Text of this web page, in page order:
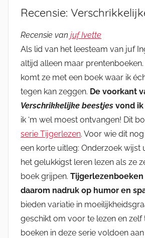
Recensie:
Recensie van juf Ivette
Als lid van het leesteam van juf
altijd alleen maar
komt ze met een boek waar ik
tegen kan zeggen. De voorkant
Verschrikkelijke beestjes vond
ik ‘m wel moest ontvangen! Dit
serie Tijgerlezen. Voor wie dit
een korte uitleg: Onderzoek wijst
het gelukkigst leren lezen als ze
boek grijpen.
daarom nadruk op humor en
bieden variatie in
geschikt om voor te lezen en zelf
boeken in deze serie voldoen